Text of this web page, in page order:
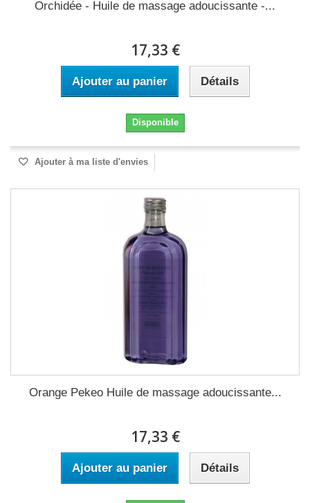
Orchidée - Huile de massage adoucissante -...
17,33 €
Ajouter au panier Détails
Disponible
Ajouter à ma liste d'envies
Orange Pekeo Huile de massage adoucissante...
17,33 €
Ajouter au panier Détails